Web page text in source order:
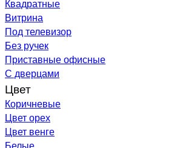
Квадратные
Витрина
Под телевизор
Без ручек
Приставные офисные
С дверцами
Цвет
Коричневые
Цвет орех
Цвет венге